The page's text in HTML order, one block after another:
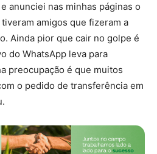
anunciei nas minhas páginas o
amigos que fizeram a
Ainda pior que cair no golpe é
do WhatsApp leva para
preocupação é que muitos
o pedido de transferência em